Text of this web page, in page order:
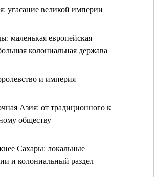
угасание великой империи
маленькая европейская
колониальная держава
и империя
Азия: от традиционного к
обществу
Сахары: локальные
и колониальный раздел